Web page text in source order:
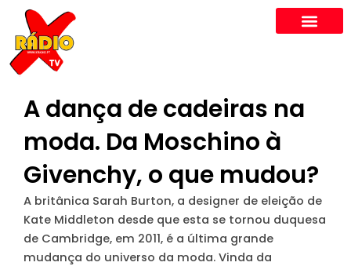
content
A dança de cadeiras na
moda. Da Moschino à
Givenchy, o que mudou?
A britânica Sarah Burton, a designer de eleição de
Kate Middleton desde que esta se tornou duquesa
de Cambridge, em 2011, é a última grande
mudança do universo da moda. Vinda da